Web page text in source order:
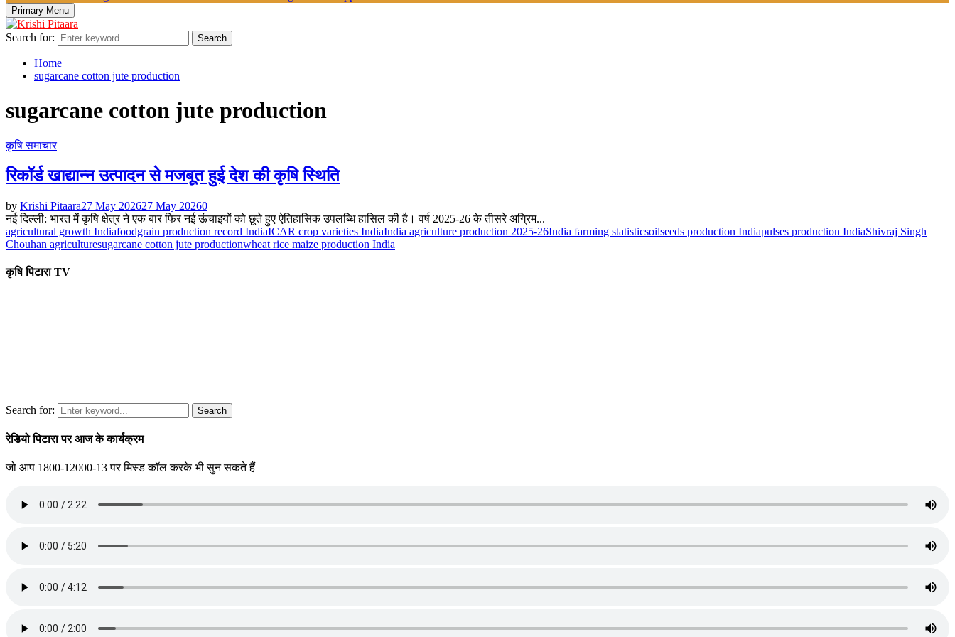
Primary Menu
Search for: Search
Home
sugarcane cotton jute production
sugarcane cotton jute production
कृषि समाचार
रिकॉर्ड खाद्यान्न उत्पादन से मजबूत हुई देश की कृषि स्थिति
by Krishi Pitaara27 May 202627 May 20260
नई दिल्ली: भारत में कृषि क्षेत्र ने एक बार फिर नई ऊंचाइयों को छूते हुए ऐतिहासिक उपलब्धि हासिल की है। वर्ष 2025-26 के तीसरे अग्रिम...
agricultural growth Indiafoodgrain production record IndiaICAR crop varieties IndiaIndia agriculture production 2025-26India farming statisticsoilseeds production Indiapulses production IndiaShivraj Singh
Chouhan agriculturesugarcane cotton jute productionwheat rice maize production India
कृषि पिटारा TV
Search for: Search
रेडियो पिटारा पर आज के कार्यक्रम
जो आप 1800-12000-13 पर मिस्ड कॉल करके भी सुन सकते हैं